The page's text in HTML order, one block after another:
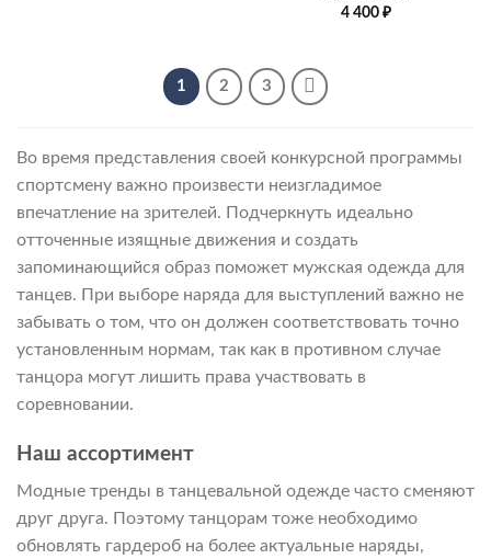
4 400 ₽
1 2 3
Во время представления своей конкурсной программы
спортсмену важно произвести неизгладимое
впечатление на зрителей. Подчеркнуть идеально
отточенные изящные движения и создать
запоминающийся образ поможет мужская одежда для
танцев. При выборе наряда для выступлений важно не
забывать о том, что он должен соответствовать точно
установленным нормам, так как в противном случае
танцора могут лишить права участвовать в
соревновании.
Наш ассортимент
Модные тренды в танцевальной одежде часто сменяют
друг друга. Поэтому танцорам тоже необходимо
обновлять гардероб на более актуальные наряды,